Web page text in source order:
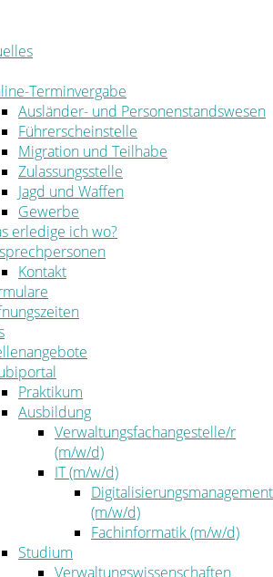
& öffentliche
Ausschreibungen
Landrat
Daten, Fakten
Terminvergabe
Ausländer- und Personenstandswesen
Führerscheinstelle
Migration und Teilhabe
Zulassungsstelle
Jagd und Waffen
Gewerbe
erledige ich wo?
Kontakt
Praktikum
Ausbildung
Verwaltungsfachangestelle/r
(m/w/d)
IT (m/w/d)
Digitalisierungsmanagement
(m/w/d)
Fachinformatik (m/w/d)
Studium
Verwaltungswissenschaften